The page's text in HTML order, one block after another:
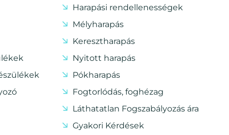
Harapási rendellenességek
Mélyharapás
Keresztharapás
Nyitott harapás
Pókharapás
Fogtorlódás, foghézag
Láthatatlan Fogszabályozás ára
Gyakori Kérdések